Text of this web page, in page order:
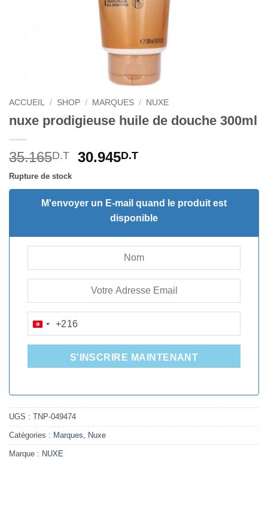
ACCUEIL / SHOP / MARQUES / NUXE
nuxe prodigieuse huile de douche 300ml
35.165D.T
Le
initial
était :
35.165D.T.
30.945D.TLe
actuel
est :
30.945D.T.
Rupture de stock
M'envoyer un E-mail quand le produit est
disponible
TUNISIA
+216
+216
S'INSCRIRE MAINTENANT
UGS : TNP-049474
Catégories : Marques, Nuxe
Marque : NUXE